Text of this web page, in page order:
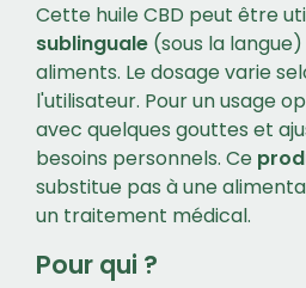
Cette huile CBD peut être
sublinguale (sous la
aliments. Le dosage varie
l'utilisateur. Pour un usage
avec quelques gouttes et
besoins personnels. Ce
substitue pas à une
un traitement médical.
Pour qui ?